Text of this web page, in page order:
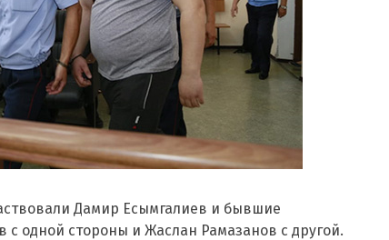
Дамир Есымгалиев и бывшие
одной стороны и Жаслан Рамазанов с другой.